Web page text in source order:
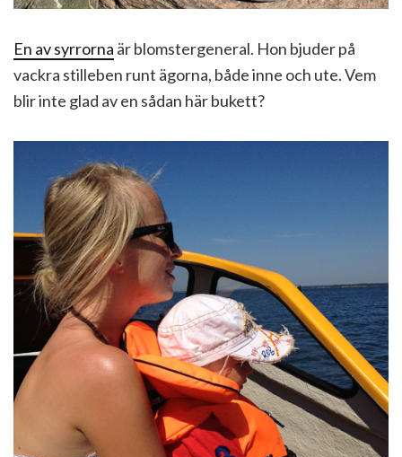
En av syrrorna är blomstergeneral. Hon bjuder på
vackra stilleben runt ägorna, både inne och ute. Vem
blir inte glad av en sådan här bukett?